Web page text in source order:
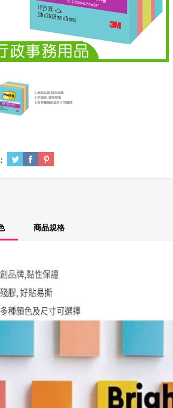
商品規格